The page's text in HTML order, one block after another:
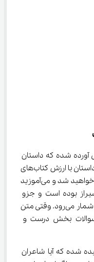
آورده شده که داستان
بسیار زیبایی را نقل می‌کند. در این داستان با ارزش کتاب‌های
گلستان و بوستان سعدی نیز آشنا خواهید شد و می‌آموزید
بوده است و جزو
افتخارات فرهنگی و ادبی ایرانیان به شمار می‌رود. وقتی متن
بخش درست و
شده که آیا شاعران